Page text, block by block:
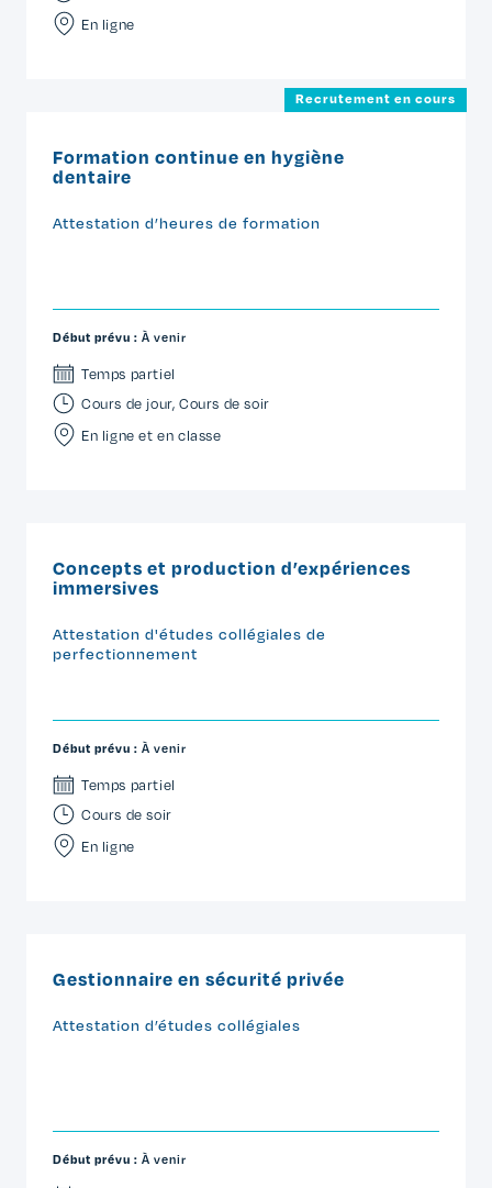
En ligne
Recrutement en cours
Formation continue en hygiène
dentaire
Attestation d’heures de formation
Début prévu : À venir
Temps partiel
Cours de jour,Cours de soir
En ligne et en classe
Concepts et production d’expériences
immersives
Attestation d'études collégiales de
perfectionnement
Début prévu : À venir
Temps partiel
Cours de soir
En ligne
Gestionnaire en sécurité privée
Attestation d’études collégiales
Début prévu : À venir